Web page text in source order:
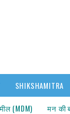
SHIKSHAMITRA
(MDM) मन की